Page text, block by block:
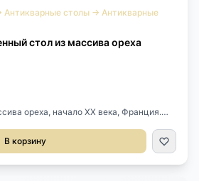
Антикварные столы → Антикварные
стол из массива ореха
ореха, начало ХХ века, Франция.
Размер: 132х116х73 см. В
см.
В корзину